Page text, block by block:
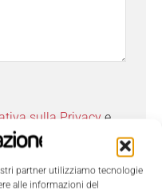
partner utilizziamo tecnologie
alle informazioni del
sulla Privacy e
dei dati da parte di